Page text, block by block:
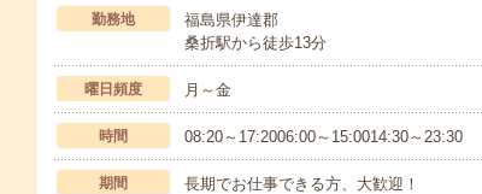
勤務地
福島県伊達郡
桑折駅から徒歩13分
曜日頻度 月～金
時間 08:20～17:2006:00～15:0014:30～23:30
期間 長期でお仕事できる方、大歓迎！